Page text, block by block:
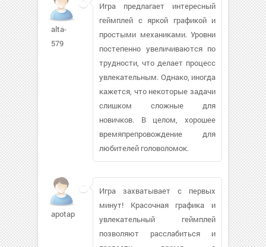
alta-
579
Игра предлагает интересный
геймплей с яркой графикой и
простыми механиками. Уровни
постепенно увеличиваются по
трудности, что делает процесс
увлекательным. Однако, иногда
кажется, что некоторые задачи
слишком сложные для
новичков. В целом, хорошее
времяпрепровождение для
любителей головоломок.
apotap
Игра захватывает с первых
минут! Красочная графика и
увлекательный геймплей
позволяют расслабиться и